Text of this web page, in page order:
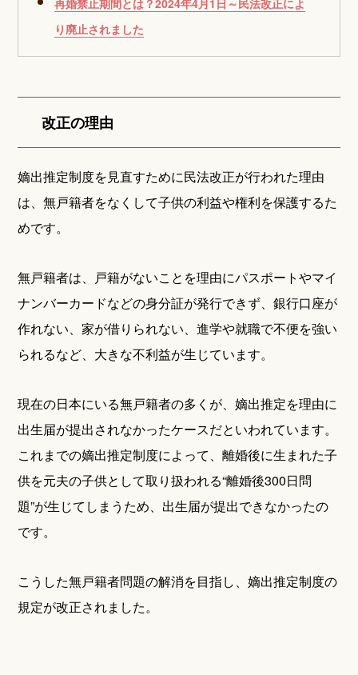
り廃止されました
改正の理由
嫡出推定制度を見直すために民法改正が行われた理由
は、無戸籍者をなくして子供の利益や権利を保護するた
めです。
無戸籍者は、戸籍がないことを理由にパスポートやマイ
ナンバーカードなどの身分証が発行できず、銀行口座が
作れない、家が借りられない、進学や就職で不便を強い
られるなど、大きな不利益が生じています。
現在の日本にいる無戸籍者の多くが、嫡出推定を理由に
出生届が提出されなかったケースだといわれています。
これまでの嫡出推定制度によって、離婚後に生まれた子
供を元夫の子供として取り扱われる“離婚後300日問
題”が生じてしまうため、出生届が提出できなかったの
です。
こうした無戸籍者問題の解消を目指し、嫡出推定制度の
規定が改正されました。